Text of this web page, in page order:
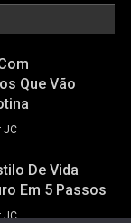
Que Vão
JC
De Vida
Em 5 Passos
JC